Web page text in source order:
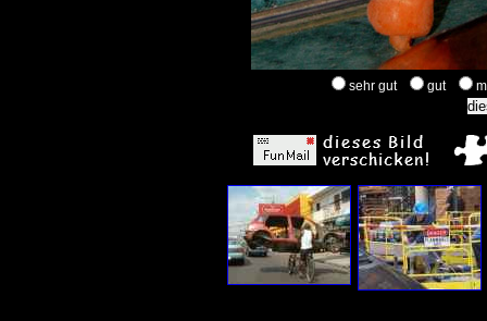
sehr gut gut